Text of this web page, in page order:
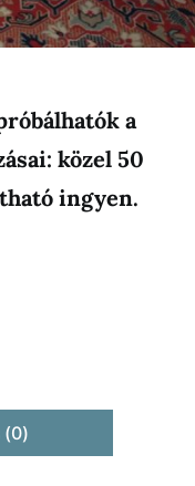
a
közel 50
ingyen.
(0)